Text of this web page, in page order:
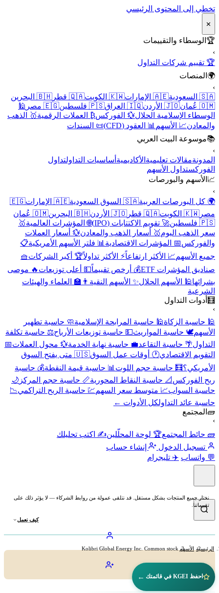
تخطي إلى المحتوى الرئيسي
✕
🏆الوسطاء والتقييمات
🏆 تقييم شركات التداول
🌍المنصات
🇸🇦 السعودية
🇦🇪 الإمارات 🇰🇼 الكويت 🇶🇦 قطر
🇧🇭 البحرين
🇴🇲 عُمان
🇯🇴 الأردن 🇮🇶 العراق 🇵🇸 فلسطين 🇪🇬 مصر
🕌
الوسطاء الإسلامية الحلال 💱 الفوركس ₿ العملات الرقمية🥇 الذهب
والمعادن📈 الأسهم📊 العقود (CFD)
📜 السندات
📚موسوعة البيت العربي
المدونةمقالات تعليميةالأكاديميةأساسيات التداولتداول
الفوركستداول الأسهم
📈الأسهم والبورصات
🌍 كل البورصات العربية🇸🇦 السوق السعودية 🇦🇪 الإمارات
🇪🇬
مصر 🇰🇼 الكويت 🇶🇦 قطر 🇯🇴 الأردن 🇧🇭 البحرين
🇴🇲 عُمان
🇵🇸 فلسطين
🚀 تقويم الاكتتابات (IPO) 🌐 المؤشرات العالمية🥇
سعر الذهب اليوم🥇 أسعار الذهب والمعادن💱 أسعار العملات
والفوركس 📅 المؤشرات الاقتصادية📊 فلتر الأسهم الأمريكية📋
جميع الأسهم📈 الأكثر ارتفاعاً⚡ الأكثر تداولاً🏆 أكبر الشركات🧺
صناديق المؤشرات ETF
💰 أرخص تقييماً💵 أعلى توزيعات🔥 موصى
بشرائها🕌 الأسهم الحلال ✨ الأسهم النقية👨‍🏫 العلماء والهيئات
الشرعية
🧮أدوات التداول
🕌 حاسبة الزكاة🕌 حاسبة المرابحة الإسلامية🧼 حاسبة تطهير
الأسهم🕊️ حاسبة المواريث💵 حاسبة توزيعات الأرباح⚖️ حاسبة تكلفة
التداول 🌴 حاسبة التقاعد💼 حاسبة نهاية الخدمة💱 محول العملات📅
التقويم الاقتصادي🕐 أوقات عمل السوق
🇺🇸 متى يفتح السوق
الأمريكي؟🧮 حاسبة حجم اللوت📊 حاسبة قيمة النقطة💰 حاسبة
ربح الفوركس 📐 حاسبة النقاط المحورية📏 حاسبة حجم المركز 🌙
حاسبة السواب📈 متوسط سعر السهم💹 حاسبة الربح التراكمي 📉
حاسبة عائد التداولكل الأدوات ←
🧱المجتمع
🧱 حائط المجتمع🏆 لوحة المحلّلين✍️ اكتب تحليلك
تسجيل الدخول
إنشاء حساب
💬 واتساب ✈️ تليجرام
نختار جميع المنتجات بشكل مستقل. قد نتلقى عمولة من روابط الشركاء — لا يؤثر ذلك على
تقييماتنا.
كيف نعمل
الرئيسية الأسهم Kolibri Global Energy Inc. Common stock
احفظ KGEI في قائمتك ←